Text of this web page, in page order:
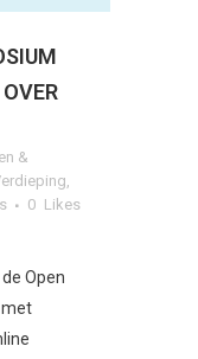
&
,
0 Likes
Open
met